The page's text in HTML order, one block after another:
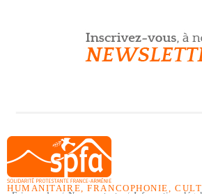
HUMANITAIRE, FRANCOPHONIE,